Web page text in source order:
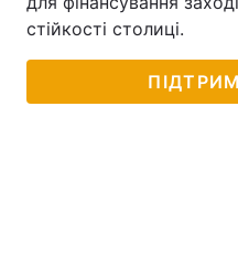
стійкості столиці.